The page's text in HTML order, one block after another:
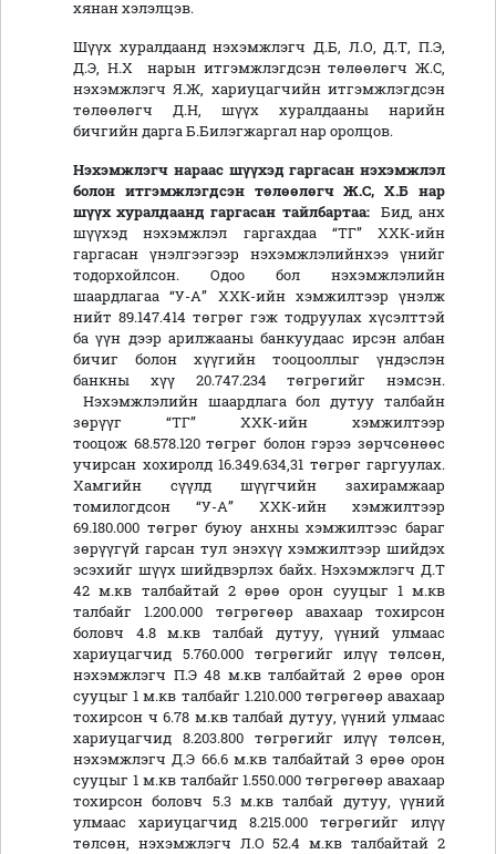
хянан хэлэлцэв.
Шүүх хуралдаанд нэхэмжлэгч Д.Б, Л.О, Д.Т, П.Э,
Д.Э, Н.Х нарын итгэмжлэгдсэн төлөөлөгч Ж.С,
нэхэмжлэгч Я.Ж, хариуцагчийн итгэмжлэгдсэн
төлөөлөгч Д.Н, шүүх хуралдааны нарийн
бичгийн дарга Б.Билэгжаргал нар оролцов.
Нэхэмжлэгч нараас шүүхэдгаргасан нэхэмжлэл
болон итгэмжлэгдсэн төлөөлөгч Ж.С, Х.Б нар
шүүх хуралдаанд гаргасан тайлбартаа:Бид, анх
шүүхэд нэхэмжлэл гаргахдаа “ТГ” ХХК-ийн
гаргасан үнэлгээгээр нэхэмжлэлийнхээ үнийг
тодорхойлсон. Одоо бол нэхэмжлэлийн
шаардлагаа “У-А” ХХК-ийн хэмжилтээр үнэлж
нийт 89.147.414 төгрөг гэж тодруулах хүсэлттэй
ба үүн дээр арилжааны банкуудаас ирсэн албан
бичиг болон хүүгийн тооцооллыг үндэслэн
банкны хүү 20.747.234 төгрөгийг нэмсэн.
Нэхэмжлэлийн шаардлага бол дутуу талбайн
зөрүүг “ТГ” ХХК-ийн хэмжилтээр
тооцож 68.578.120 төгрөг болон гэрээ зөрчсөнөөс
учирсан хохиролд 16.349.634,31 төгрөг гаргуулах.
Хамгийн сүүлд шүүгчийн захирамжаар
томилогдсон “У-А” ХХК-ийн хэмжилтээр
69.180.000 төгрөг буюу анхны хэмжилтээс бараг
зөрүүгүй гарсан тул энэхүү хэмжилтээр шийдэх
эсэхийг шүүх шийдвэрлэх байх. Нэхэмжлэгч Д.Т
42 м.кв талбайтай 2 өрөө орон сууцыг 1 м.кв
талбайг 1.200.000 төгрөгөөр авахаар тохирсон
боловч 4.8 м.кв талбай дутуу, үүний улмаас
хариуцагчид 5.760.000 төгрөгийг илүү төлсөн,
нэхэмжлэгч П.Э 48 м.кв талбайтай 2 өрөө орон
сууцыг 1 м.кв талбайг 1.210.000 төгрөгөөр авахаар
тохирсон ч 6.78 м.кв талбай дутуу, үүний улмаас
хариуцагчид 8.203.800 төгрөгийг илүү төлсөн,
нэхэмжлэгч Д.Э 66.6 м.кв талбайтай 3 өрөө орон
сууцыг 1 м.кв талбайг 1.550.000 төгрөгөөр авахаар
тохирсон боловч 5.3 м.кв талбай дутуу, үүний
улмаас хариуцагчид 8.215.000 төгрөгийг илүү
төлсөн, нэхэмжлэгч Л.О 52.4 м.кв талбайтай 2